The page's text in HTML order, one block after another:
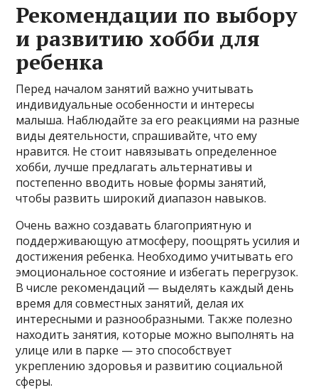
Рекомендации по выбору
и развитию хобби для
ребенка
Перед началом занятий важно учитывать
индивидуальные особенности и интересы
малыша. Наблюдайте за его реакциями на разные
виды деятельности, спрашивайте, что ему
нравится. Не стоит навязывать определенное
хобби, лучше предлагать альтернативы и
постепенно вводить новые формы занятий,
чтобы развить широкий диапазон навыков.
Очень важно создавать благоприятную и
поддерживающую атмосферу, поощрять усилия и
достижения ребенка. Необходимо учитывать его
эмоциональное состояние и избегать перегрузок.
В числе рекомендаций — выделять каждый день
время для совместных занятий, делая их
интересными и разнообразными. Также полезно
находить занятия, которые можно выполнять на
улице или в парке — это способствует
укреплению здоровья и развитию социальной
сферы.